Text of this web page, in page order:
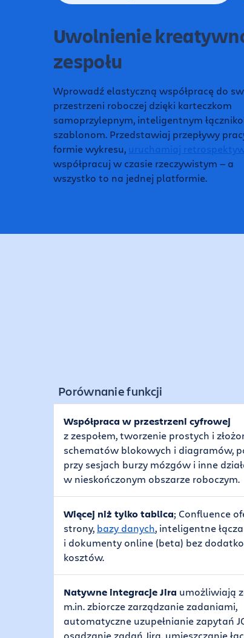
Uwolnienie
zespołu
Wprowadź elastyczną współpracę do
przestrzeni roboczej dzięki karteczkom
samoprzylepnym, inteligentnym
szablonom. Przedstawiaj przepływy
formie wykresu, uruchamiaj
współpracuj w czasie rzeczywistym — a
wszystko to na jednej platformie.
Porównanie funkcji
Współpraca w przestrzeni cyfrowej
z zespołem, tworzenie prostych i
schematów blokowych i diagramów,
przy sesjach burzy mózgów i inne
w nieskończonym obszarze roboczym.
Więcej niż tylko tablica; Confluence
strony, bazy danych, inteligentne łącza
i dokumenty online (beta) bez
kosztów.
Natywne integracje Jira umożliwiają
m.in. zbiorcze zarządzanie zadaniami,
automatyczne uzupełnianie zapytań
osadzanie zadań Jira, umieszczanie